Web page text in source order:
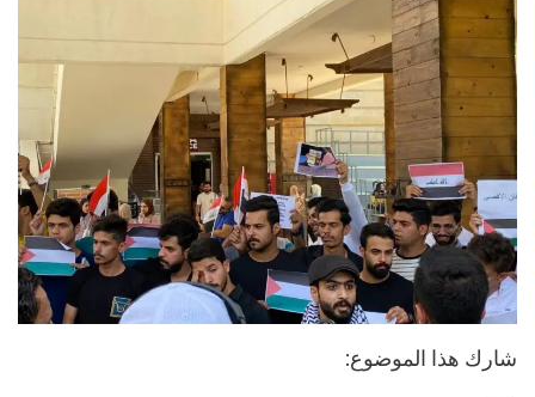
شارك هذا الموضوع: